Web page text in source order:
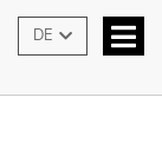
DE